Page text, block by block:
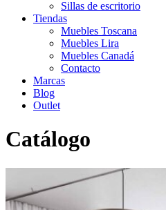
Sillas de escritorio
Tiendas
Muebles Toscana
Muebles Lira
Muebles Canadá
Contacto
Marcas
Blog
Outlet
Catálogo
>Salón>